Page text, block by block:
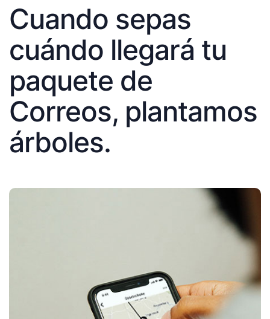
Cuando sepas
cuándo llegará tu
paquete de
Correos, plantamos
árboles.